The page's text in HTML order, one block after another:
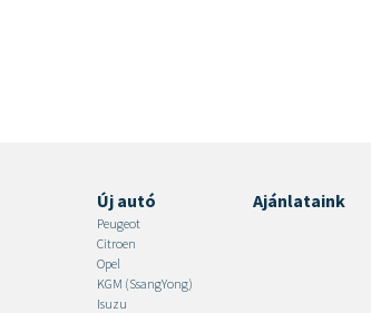
Új autó
Peugeot
Citroen
Opel
KGM (SsangYong)
Isuzu
Ajánlataink